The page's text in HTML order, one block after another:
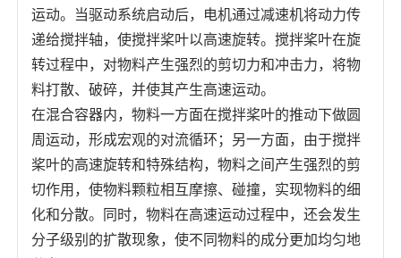
运动。当驱动系统启动后，电机通过减速机将动力传
递给搅拌轴，使搅拌桨叶以高速旋转。搅拌桨叶在旋
转过程中，对物料产生强烈的剪切力和冲击力，将物
料打散、破碎，并使其产生高速运动。
在混合容器内，物料一方面在搅拌桨叶的推动下做圆
周运动，形成宏观的对流循环；另一方面，由于搅拌
桨叶的高速旋转和特殊结构，物料之间产生强烈的剪
切作用，使物料颗粒相互摩擦、碰撞，实现物料的细
化和分散。同时，物料在高速运动过程中，还会发生
分子级别的扩散现象，使不同物料的成分更加均匀地